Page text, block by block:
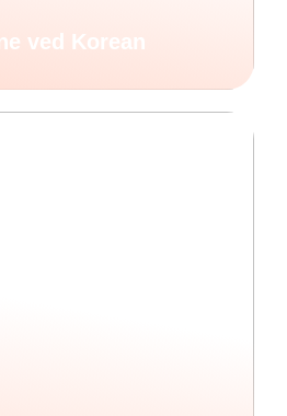
ved Korean